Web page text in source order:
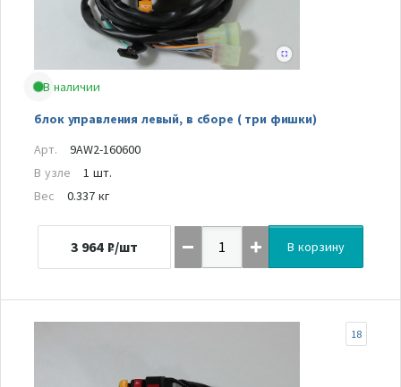
В наличии
блок управления левый, в сборе ( три фишки)
Арт.
9AW2-160600
В узле
1 шт.
Вес
0.337 кг
3 964 ₽/шт В корзину
18